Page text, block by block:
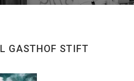
GASTHOF STIFT